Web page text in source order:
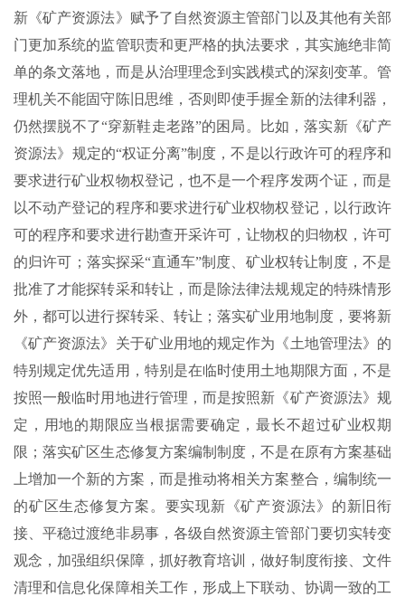
新《矿产资源法》赋予了自然资源主管部门以及其他有关部
门更加系统的监管职责和更严格的执法要求，其实施绝非简
单的条文落地，而是从治理理念到实践模式的深刻变革。管
理机关不能固守陈旧思维，否则即使手握全新的法律利器，
仍然摆脱不了“穿新鞋走老路”的困局。比如，落实新《矿产
资源法》规定的“权证分离”制度，不是以行政许可的程序和
要求进行矿业权物权登记，也不是一个程序发两个证，而是
以不动产登记的程序和要求进行矿业权物权登记，以行政许
可的程序和要求进行勘查开采许可，让物权的归物权，许可
的归许可；落实探采“直通车”制度、矿业权转让制度，不是
批准了才能探转采和转让，而是除法律法规规定的特殊情形
外，都可以进行探转采、转让；落实矿业用地制度，要将新
《矿产资源法》关于矿业用地的规定作为《土地管理法》的
特别规定优先适用，特别是在临时使用土地期限方面，不是
按照一般临时用地进行管理，而是按照新《矿产资源法》规
定，用地的期限应当根据需要确定，最长不超过矿业权期
限；落实矿区生态修复方案编制制度，不是在原有方案基础
上增加一个新的方案，而是推动将相关方案整合，编制统一
的矿区生态修复方案。要实现新《矿产资源法》的新旧衔
接、平稳过渡绝非易事，各级自然资源主管部门要切实转变
观念，加强组织保障，抓好教育培训，做好制度衔接、文件
清理和信息化保障相关工作，形成上下联动、协调一致的工